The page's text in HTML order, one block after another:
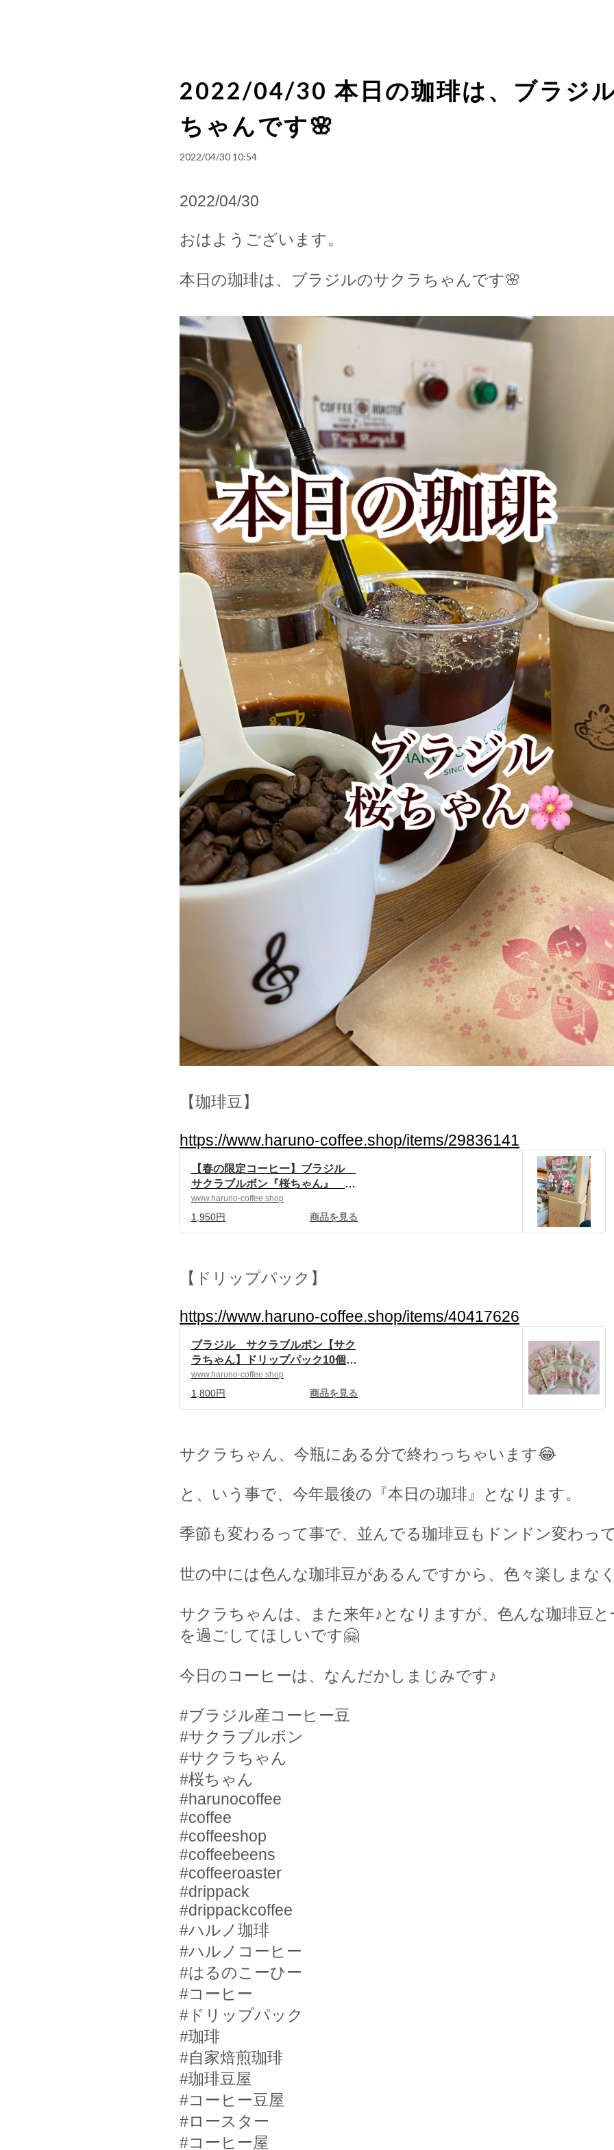
2022/04/30 本日の珈琲は、ブラジ
ちゃんです🌸
2022/04/30 10:54
2022/04/30
おはようございます。
本日の珈琲は、ブラジルのサクラちゃんです🌸
【珈琲豆】
https://www.haruno-coffee.shop/items/29836141
【春の限定コーヒー】ブラジル
サクラブルボン『桜ちゃん』 10
0ｇ×3袋 | 自家焙煎珈琲 ハルノ
珈琲 powered by BASE
www.haruno-coffee.shop
1,950円 商品を見る
【ドリップパック】
https://www.haruno-coffee.shop/items/40417626
ブラジル サクラブルボン【サク
ラちゃん】ドリップパック10個 |
自家焙煎珈琲 ハルノ珈琲 power
ed by BASE
www.haruno-coffee.shop
1,800円 商品を見る
サクラちゃん、今瓶にある分で終わっちゃいます😂
と、いう事で、今年最後の『本日の珈琲』となります。
季節も変わるって事で、並んでる珈琲豆もドンドン変わっ
世の中には色んな珈琲豆があるんですから、色々楽しまな
サクラちゃんは、また来年♪となりますが、色んな珈琲豆と
を過ごしてほしいです🤗
今日のコーヒーは、なんだかしまじみです♪
#ブラジル産コーヒー豆
#サクラブルボン
#サクラちゃん
#桜ちゃん
#harunocoffee
#coffee
#coffeeshop
#coffeebeens
#coffeeroaster
#drippack
#drippackcoffee
#ハルノ珈琲
#ハルノコーヒー
#はるのこーひー
#コーヒー
# ドリップパック
#珈琲
#自家焙煎珈琲
#珈琲豆屋
#コーヒー豆屋
#ロースター
#コーヒー屋